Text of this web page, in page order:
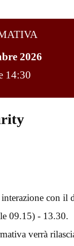
2026
14:30
con il
09.15) - 13.30.
verrà